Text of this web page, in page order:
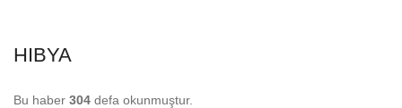
HIBYA
Bu haber 304 defa okunmuştur.